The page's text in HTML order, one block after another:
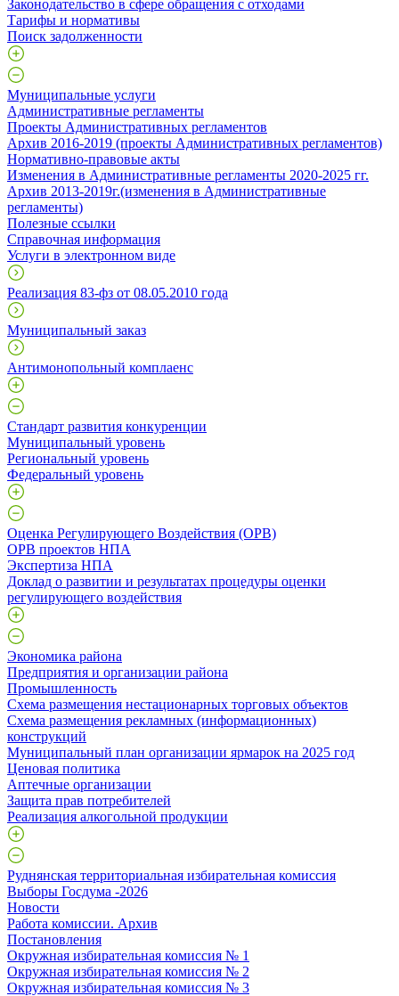
Законодательство в сфере обращения с отходами
Тарифы и нормативы
Поиск задолженности
Муниципальные услуги
Административные регламенты
Проекты Административных регламентов
Архив 2016-2019 (проекты Административных регламентов)
Нормативно-правовые акты
Изменения в Административные регламенты 2020-2025 гг.
Архив 2013-2019г.(изменения в Административные
регламенты)
Полезные ссылки
Справочная информация
Услуги в электронном виде
Реализация 83-фз от 08.05.2010 года
Муниципальный заказ
Антимонопольный комплаенс
Стандарт развития конкуренции
Муниципальный уровень
Региональный уровень
Федеральный уровень
Оценка Регулирующего Воздействия (ОРВ)
ОРВ проектов НПА
Экспертиза НПА
Доклад о развитии и результатах процедуры оценки
регулирующего воздействия
Экономика района
Предприятия и организации района
Промышленность
Схема размещения нестационарных торговых объектов
Схема размещения рекламных (информационных)
конструкций
Муниципальный план организации ярмарок на 2025 год
Ценовая политика
Аптечные организации
Защита прав потребителей
Реализация алкогольной продукции
Руднянская территориальная избирательная комиссия
Выборы Госдума -2026
Новости
Работа комиссии. Архив
Постановления
Окружная избирательная комиссия № 1
Окружная избирательная комиссия № 2
Окружная избирательная комиссия № 3